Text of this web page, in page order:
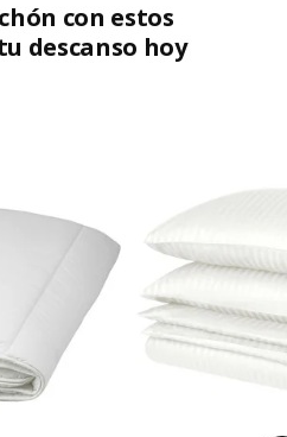
con estos
descanso hoy